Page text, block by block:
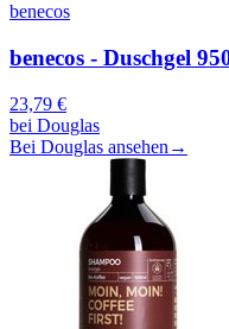
benecos
benecos - Duschgel
23,79 €
bei Douglas
Bei Douglas ansehen →